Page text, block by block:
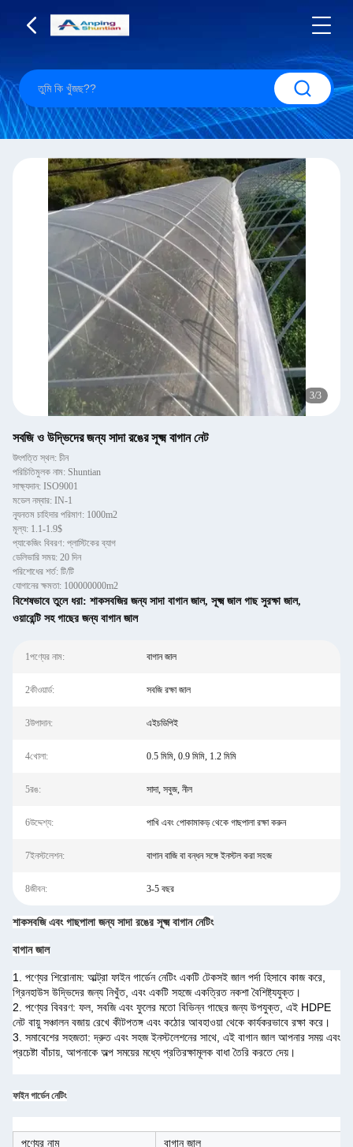
3/3
সবজি ও উদ্ভিদের জন্য সাদা রঙের সূক্ষ্ম বাগান নেট
উৎপত্তি স্থল: চীন
পরিচিতিমুলক নাম: Shuntian
সাক্ষ্যদান: ISO9001
মডেল নম্বার: IN-1
ন্যূনতম চাহিদার পরিমাণ: 1000m2
মূল্য: 1.1-1.9$
প্যাকেজিং বিবরণ: প্লাস্টিকের ব্যাগ
ডেলিভারি সময়: 20 দিন
পরিশোধের শর্ত: টি/টি
যোগানের ক্ষমতা: 100000000m2
বিশেষভাবে তুলে ধরা: শাকসবজির জন্য সাদা বাগান জাল, সূক্ষ্ম জাল গাছ সুরক্ষা জাল,
ওয়ারেন্টি সহ গাছের জন্য বাগান জাল
1পণ্যের নাম: বাগান জাল
2কীওয়ার্ড: সবজি রক্ষা জাল
3উপাদান: এইচডিপিই
4খোলা: 0.5 মিমি, 0.9 মিমি, 1.2 মিমি
5রঙ: সাদা, সবুজ, নীল
6উদ্দেশ্য: পাখি এবং পোকামাকড় থেকে গাছপালা রক্ষা করুন
7ইনস্টলেশন: বাগান বাজি বা বন্ধন সঙ্গে ইনস্টল করা সহজ
8জীবন: 3-5 বছর
শাকসবজি এবং গাছপালা জন্য সাদা রঙের সূক্ষ্ম বাগান নেটিং
বাগান জাল
1. পণ্যের শিরোনাম: আল্ট্রা ফাইন গার্ডেন নেটিং একটি টেকসই জাল পর্দা হিসাবে কাজ করে,
গ্রিনহাউস উদ্ভিদের জন্য নিখুঁত, এবং একটি সহজে একত্রিত নকশা বৈশিষ্ট্যযুক্ত।
2. পণ্যের বিবরণ: ফল, সবজি এবং ফুলের মতো বিভিন্ন গাছের জন্য উপযুক্ত, এই HDPE
নেট বায়ু সঞ্চালন বজায় রেখে কীটপতঙ্গ এবং কঠোর আবহাওয়া থেকে কার্যকরভাবে রক্ষা করে।
3. সমাবেশের সহজতা: দ্রুত এবং সহজ ইনস্টলেশনের সাথে, এই বাগান জাল আপনার সময় এবং
প্রচেষ্টা বাঁচায়, আপনাকে অল্প সময়ের মধ্যে প্রতিরক্ষামূলক বাধা তৈরি করতে দেয়।
ফাইন গার্ডেন নেটিং
পণ্যের নাম
বাগান জাল